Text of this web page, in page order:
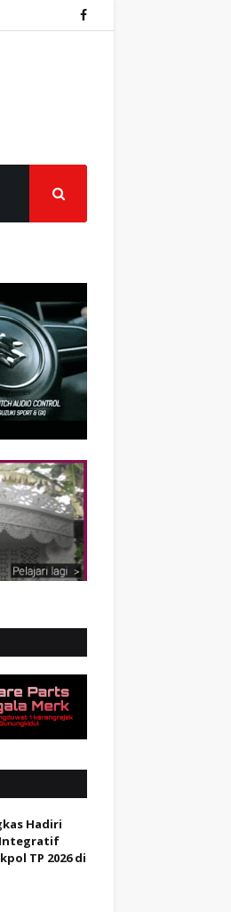
Hadiri
Integratif
TP 2026 di